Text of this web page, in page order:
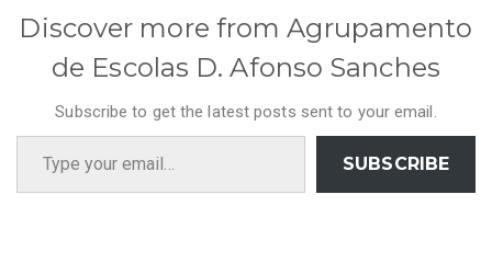
Discover more from Agrupamento
de Escolas D. Afonso Sanches
Subscribe to get the latest posts sent to your email.
Type your email…
SUBSCRIBE